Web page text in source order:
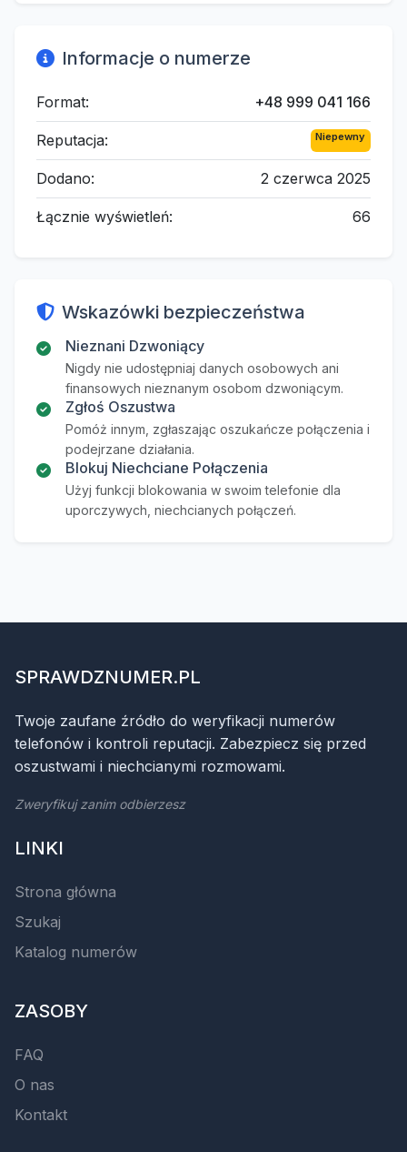
Informacje o numerze
Format: +48 999 041 166
Reputacja: Niepewny
Dodano: 2 czerwca 2025
Łącznie wyświetleń: 66
Wskazówki bezpieczeństwa
Nieznani Dzwoniący
Nigdy nie udostępniaj danych osobowych ani
finansowych nieznanym osobom dzwoniącym.
Zgłoś Oszustwa
Pomóż innym, zgłaszając oszukańcze połączenia i
podejrzane działania.
Blokuj Niechciane Połączenia
Użyj funkcji blokowania w swoim telefonie dla
uporczywych, niechcianych połączeń.
SPRAWDZNUMER.PL
Twoje zaufane źródło do weryfikacji numerów
telefonów i kontroli reputacji. Zabezpiecz się przed
oszustwami i niechcianymi rozmowami.
Zweryfikuj zanim odbierzesz
LINKI
Strona główna
Szukaj
Katalog numerów
ZASOBY
FAQ
O nas
Kontakt